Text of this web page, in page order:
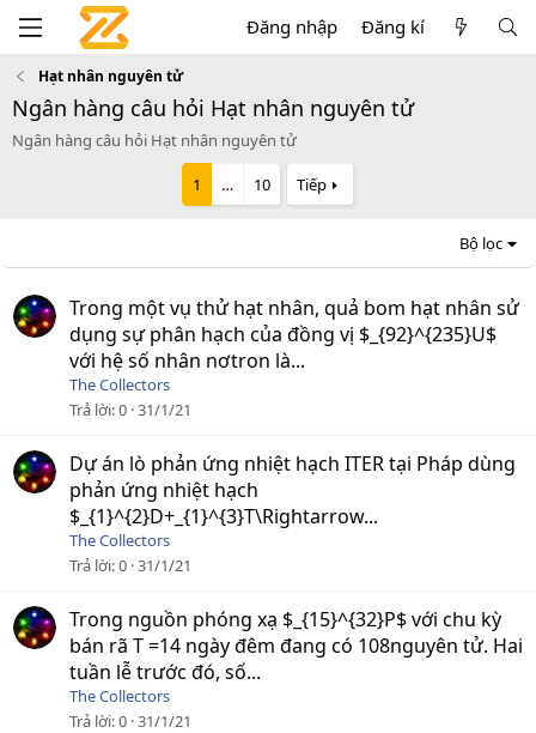
Đăng nhập Đăng kí
Hạt nhân nguyên tử
Ngân hàng câu hỏi Hạt nhân nguyên tử
Ngân hàng câu hỏi Hạt nhân nguyên tử
1 … 10 Tiếp
Bộ lọc
Trong một vụ thử hạt nhân, quả bom hạt nhân sử
dụng sự phân hạch của đồng vị $_{92}^{235}U$
với hệ số nhân nơtron là...
The Collectors
Trả lời 0 31/1/21
Dự án lò phản ứng nhiệt hạch ITER tại Pháp dùng
phản ứng nhiệt hạch
$_{1}^{2}D+_{1}^{3}T\Rightarrow...
The Collectors
Trả lời 0 31/1/21
Trong nguồn phóng xạ $_{15}^{32}P$ với chu kỳ
bán rã T =14 ngày đêm đang có 108nguyên tử. Hai
tuần lễ trước đó, số...
The Collectors
Trả lời 0 31/1/21